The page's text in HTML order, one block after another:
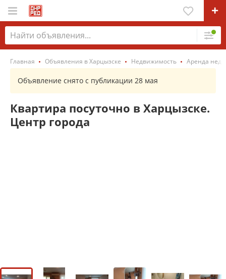
Главная Объявления в Харцызске Недвижимость Аренда
Объявление снято с публикации 28 мая
Квартира посуточно в Харцызске.
Центр города